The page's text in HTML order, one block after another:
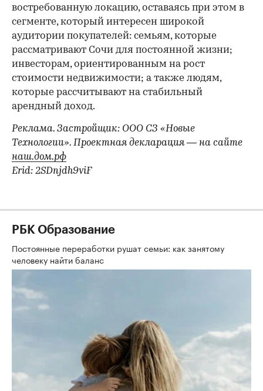
востребованную локацию, оставаясь при этом в
сегменте, который интересен широкой
аудитории покупателей: семьям, которые
рассматривают Сочи для постоянной жизни;
инвесторам, ориентированным на рост
стоимости недвижимости; а также людям,
которые рассчитывают на стабильный
арендный доход.
Реклама. Застройщик: ООО СЗ «Новые
Технологии». Проектная декларация — на сайте
наш.дом.рф
Erid: 2SDnjdh9viF
РБК Образование
Постоянные переработки рушат семьи: как занятому
человеку найти баланс